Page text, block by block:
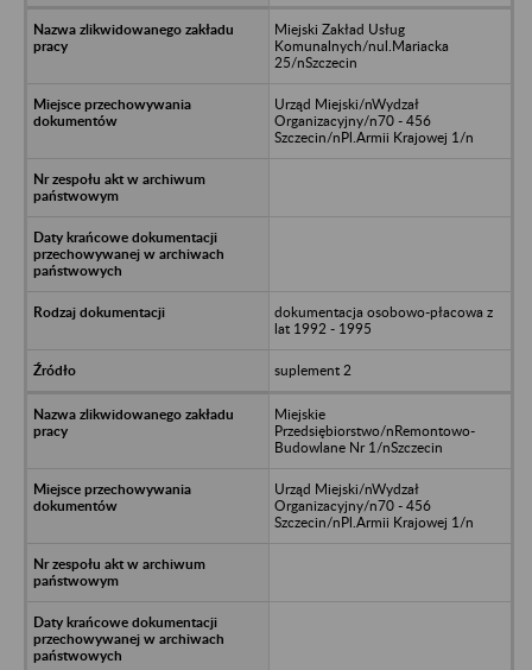
Miejski Zakład Usług
Komunalnych/nul.Mariacka
25/nSzczecin
Urząd Miejski/nWydzał
Organizacyjny/n70 - 456
Szczecin/nPl.Armii Krajowej 1/n
dokumentacja osobowo-płacowa z
lat 1992 - 1995
suplement 2
Miejskie
Przedsiębiorstwo/nRemontowo-
Budowlane Nr 1/nSzczecin
Urząd Miejski/nWydzał
Organizacyjny/n70 - 456
Szczecin/nPl.Armii Krajowej 1/n